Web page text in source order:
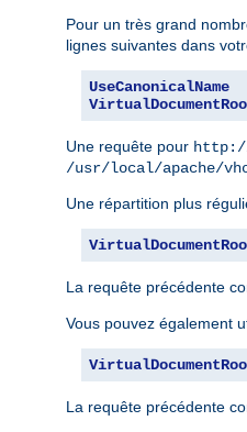
Pour un très grand
lignes suivantes dans
UseCanonicalName
Une requête pour http://
/usr/local/apache/
Une répartition plus
La requête précédente
Vous pouvez également
La requête précédente